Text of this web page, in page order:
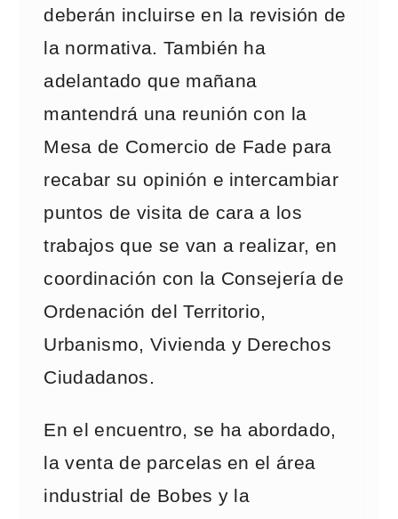
deberán incluirse en la revisión de
la normativa. También ha
adelantado que mañana
mantendrá una reunión con la
Mesa de Comercio de Fade para
recabar su opinión e intercambiar
puntos de visita de cara a los
trabajos que se van a realizar, en
coordinación con la Consejería de
Ordenación del Territorio,
Urbanismo, Vivienda y Derechos
Ciudadanos.
En el encuentro, se ha abordado,
la venta de parcelas en el área
industrial de Bobes y la